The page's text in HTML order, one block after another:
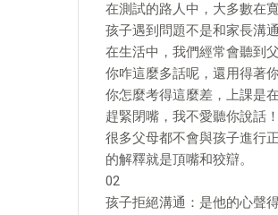
在測試的路人中，大多數在
孩子遇到問題不是和家長溝
在生活中，我們經常會聽到
你咋這麼多話呢，還用得著
你怎麼考得這麼差，上課是
趕緊閉嘴，我不愛聽你說話！
很多父母都不會與孩子進行
的解釋就是頂嘴和狡辯。
02
孩子拒絕溝通：是他的心聲